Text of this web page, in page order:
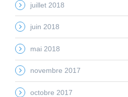
juillet 2018
juin 2018
mai 2018
novembre 2017
octobre 2017